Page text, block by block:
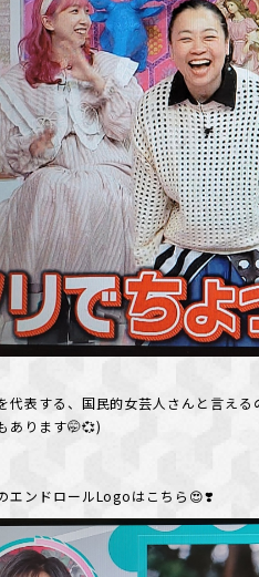
代表する、国民的女芸人さんと言え
あります🤭💞)
エンドロールLogoはこちら😍❣️